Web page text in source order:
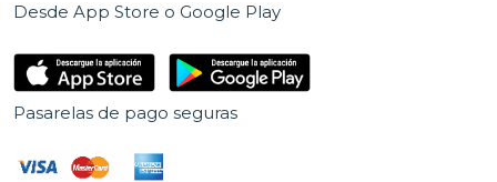
Desde App Store o Google Play
Pasarelas de pago seguras